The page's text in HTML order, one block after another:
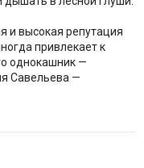
и высокая репутация
привлекает к
однокашник —
Савельева —